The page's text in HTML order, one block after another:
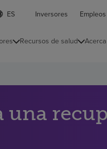
Inversores Empleos
Recursos de salud
una